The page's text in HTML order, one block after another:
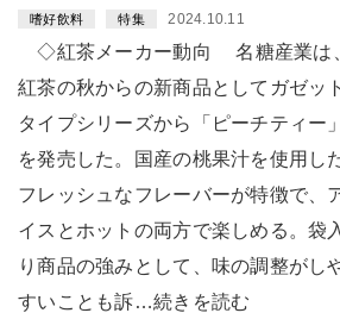
嗜好飲料 特集 2024.10.11
◇紅茶メーカー動向 名糖産業は
紅茶の秋からの新商品としてガゼット
タイプシリーズから「ピーチティー」
を発売した。国産の桃果汁を使用し
フレッシュなフレーバーが特徴で、
イスとホットの両方で楽しめる。袋
り商品の強みとして、味の調整がし
すいことも訴…続きを読む